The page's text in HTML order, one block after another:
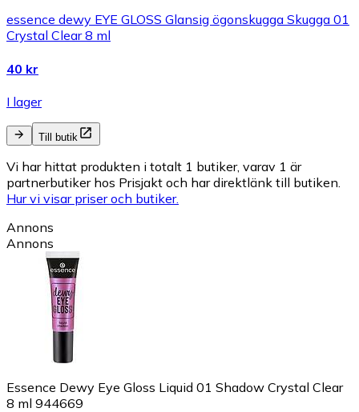
essence dewy EYE GLOSS Glansig ögonskugga Skugga 01
Crystal Clear 8 ml
40 kr
I lager
Till butik
Vi har hittat produkten i totalt 1 butiker, varav 1 är
partnerbutiker hos Prisjakt och har direktlänk till butiken.
Hur vi visar priser och butiker.
Annons
Annons
Essence Dewy Eye Gloss Liquid 01 Shadow Crystal Clear
8 ml 944669